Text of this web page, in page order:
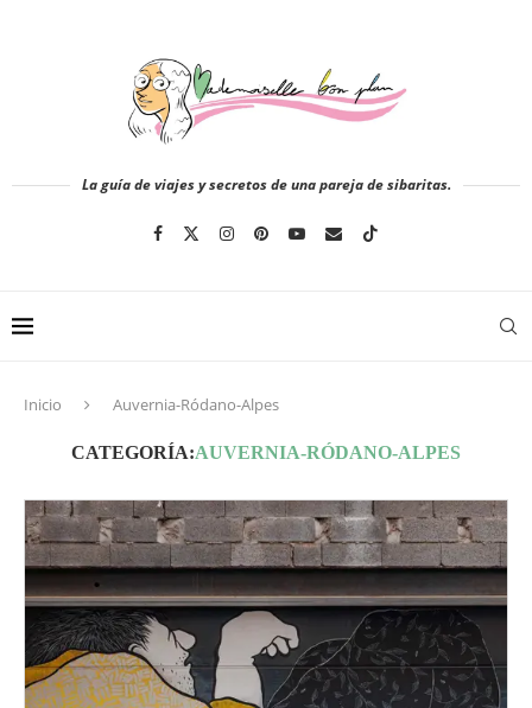
La guía de viajes y secretos de una pareja de sibaritas.
Inicio Auvernia-Ródano-Alpes
CATEGORÍA:AUVERNIA-RÓDANO-ALPES